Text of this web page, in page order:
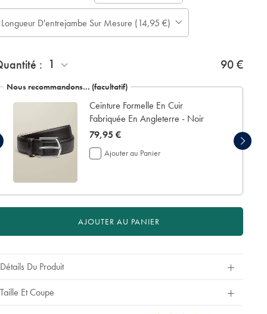
Longueur D'entrejambe Sur Mesure (14,95 €)
Prévoir
jusqu'à
jours
supplémentaires
la
vous
personnalisez
vous
ne
ni
ni
échange.
: 1 90 €
Nous recommandons… (facultatif)
Ceinture Formelle En Cuir
Fabriquée En Angleterre - Noir
now
79,95
€
79,95 €
Ajouter au Panier
AJOUTER AU PANIER
Détails Du Produit
Taille Et Coupe